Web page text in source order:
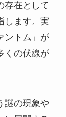
存在として
します。実
ントム」が
くの伏線が
謎の現象や